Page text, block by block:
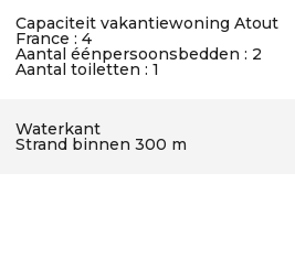
Capaciteit vakantiewoning Atout
France : 4
Aantal éénpersoonsbedden : 2
Aantal toiletten : 1
Waterkant
Strand binnen 300 m